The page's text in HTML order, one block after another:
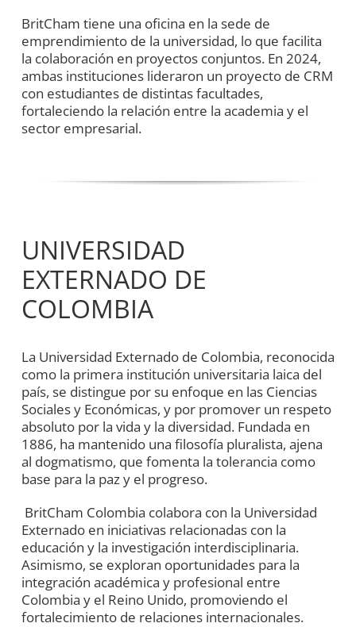
BritCham tiene una oficina en la sede de
emprendimiento de la universidad, lo que facilita
la colaboración en proyectos conjuntos. En 2024,
ambas instituciones lideraron un proyecto de CRM
con estudiantes de distintas facultades,
fortaleciendo la relación entre la academia y el
sector empresarial.
UNIVERSIDAD
EXTERNADO DE
COLOMBIA
La Universidad Externado de Colombia, reconocida
como la primera institución universitaria laica del
país, se distingue por su enfoque en las Ciencias
Sociales y Económicas, y por promover un respeto
absoluto por la vida y la diversidad. Fundada en
1886, ha mantenido una filosofía pluralista, ajena
al dogmatismo, que fomenta la tolerancia como
base para la paz y el progreso.
BritCham Colombia colabora con la Universidad
Externado en iniciativas relacionadas con la
educación y la investigación interdisciplinaria.
Asimismo, se exploran oportunidades para la
integración académica y profesional entre
Colombia y el Reino Unido, promoviendo el
fortalecimiento de relaciones internacionales.